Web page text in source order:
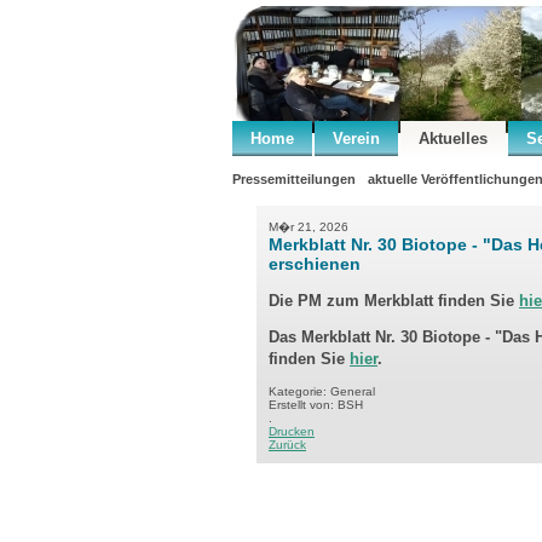
Home Verein Aktuelles
Pressemitteilungen aktuelle Veröffentlichungen
M�r 21, 2026
Merkblatt Nr. 30 Biotope - "Das
erschienen
Die PM zum Merkblatt finden Sie
Das Merkblatt Nr. 30 Biotope - "Das
finden Sie hier.
Kategorie: General
Erstellt von: BSH
Drucken
Zurück